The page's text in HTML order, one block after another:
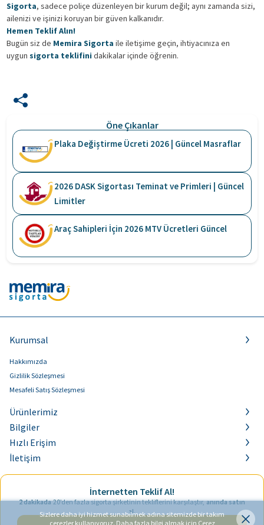
Sizlere daha iyi hizmet sunabilmek adına sitemizde bir takım
çerezler kullanıyoruz. Daha fazla bilgi almak için Çerez
İnternetten Teklif Al!
2 dakikada 20’den fazla sigorta şirketinin tekliflerini karşılaştır, anında satın
al.
Sigorta, sadece poliçe düzenleyen bir kurum değil; aynı zamanda sizi,
ailenizi ve işinizi koruyan bir güven kalkanıdır.
Hemen Teklif Alın!
Bugün siz de Memira Sigorta ile iletişime geçin, ihtiyacınıza en
uygun sigorta teklifini dakikalar içinde öğrenin.
Öne Çıkanlar
Plaka Değiştirme Ücreti 2026 | Güncel Masraflar
2026 DASK Sigortası Teminat ve Primleri | Güncel
Limitler
Araç Sahipleri İçin 2026 MTV Ücretleri Güncel
Kurumsal
Hakkımızda
Gizlilik Sözleşmesi
Mesafeli Satış Sözleşmesi
Ürünlerimiz
Bilgiler
Hızlı Erişim
İletişim